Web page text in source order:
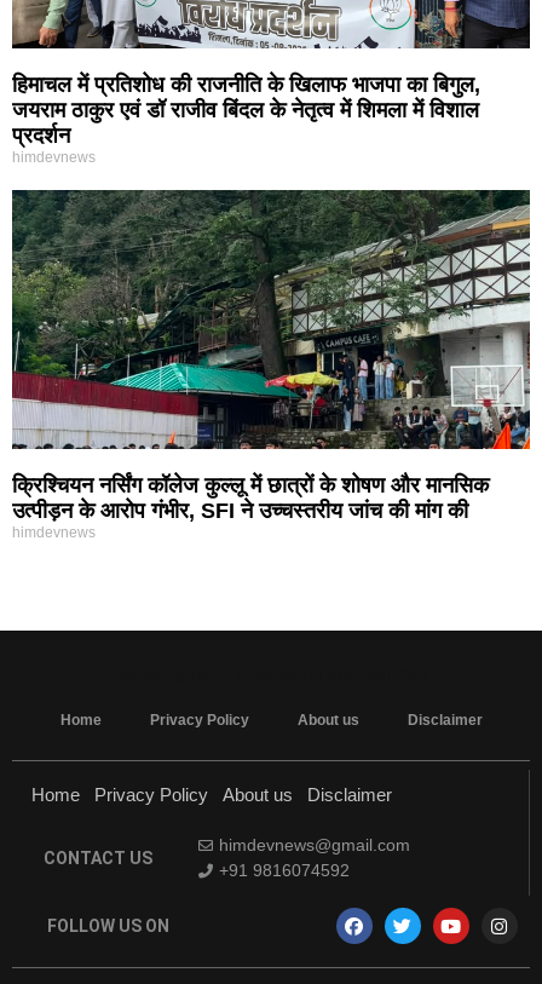
हिमाचल में प्रतिशोध की राजनीति के खिलाफ भाजपा का बिगुल,
जयराम ठाकुर एवं डॉ राजीव बिंदल के नेतृत्व में शिमला में विशाल
प्रदर्शन
himdevnews
क्रिश्चियन नर्सिंग कॉलेज कुल्लू में छात्रों के शोषण और मानसिक
उत्पीड़न के आरोप गंभीर, SFI ने उच्चस्तरीय जांच की मांग की
himdevnews
Home Privacy Policy About us Disclaimer
Home Privacy Policy About us Disclaimer
CONTACT US
himdevnews@gmail.com
+91 9816074592
FOLLOW US ON